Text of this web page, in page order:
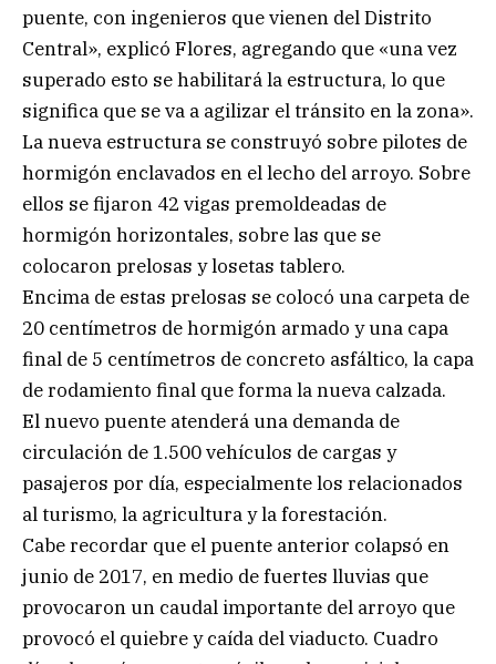
puente, con ingenieros que vienen del Distrito
Central», explicó Flores, agregando que «una vez
superado esto se habilitará la estructura, lo que
significa que se va a agilizar el tránsito en la zona».
La nueva estructura se construyó sobre pilotes de
hormigón enclavados en el lecho del arroyo. Sobre
ellos se fijaron 42 vigas premoldeadas de
hormigón horizontales, sobre las que se
colocaron prelosas y losetas tablero.
Encima de estas prelosas se colocó una carpeta de
20 centímetros de hormigón armado y una capa
final de 5 centímetros de concreto asfáltico, la capa
de rodamiento final que forma la nueva calzada.
El nuevo puente atenderá una demanda de
circulación de 1.500 vehículos de cargas y
pasajeros por día, especialmente los relacionados
al turismo, la agricultura y la forestación.
Cabe recordar que el puente anterior colapsó en
junio de 2017, en medio de fuertes lluvias que
provocaron un caudal importante del arroyo que
provocó el quiebre y caída del viaducto. Cuadro